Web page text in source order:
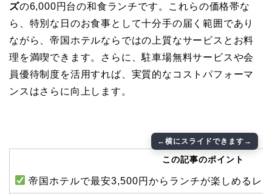
ズの6,000円台の和食ランチです。これらの価格帯な
ら、特別な日のお食事として十分手の届く範囲であり
ながら、帝国ホテルならではの上質なサービスとお料
理を満喫できます。さらに、駐車場無料サービスや会
員優待制度を活用すれば、実質的なコストパフォーマ
ンスはさらに向上します。
この記事のポイント
帝国ホテルで最安3,500円からランチが楽しめるレ